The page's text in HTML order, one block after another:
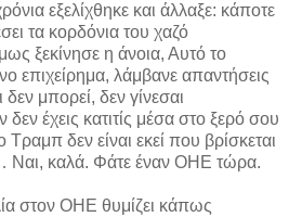
εξελίχθηκε και άλλαξε: κάποτε
τα κορδόνια του χαζό
ξεκίνησε η άνοια, Αυτό το
επιχείρημα, λάμβανε απαντήσεις
μπορεί, δεν γίνεσαι
έχεις κατιτίς μέσα στο ξερό σου
Τραμπ δεν είναι εκεί που βρίσκεται
Ναι, καλά. Φάτε έναν ΟΗΕ τώρα.
στον ΟΗΕ θυμίζει κάπως